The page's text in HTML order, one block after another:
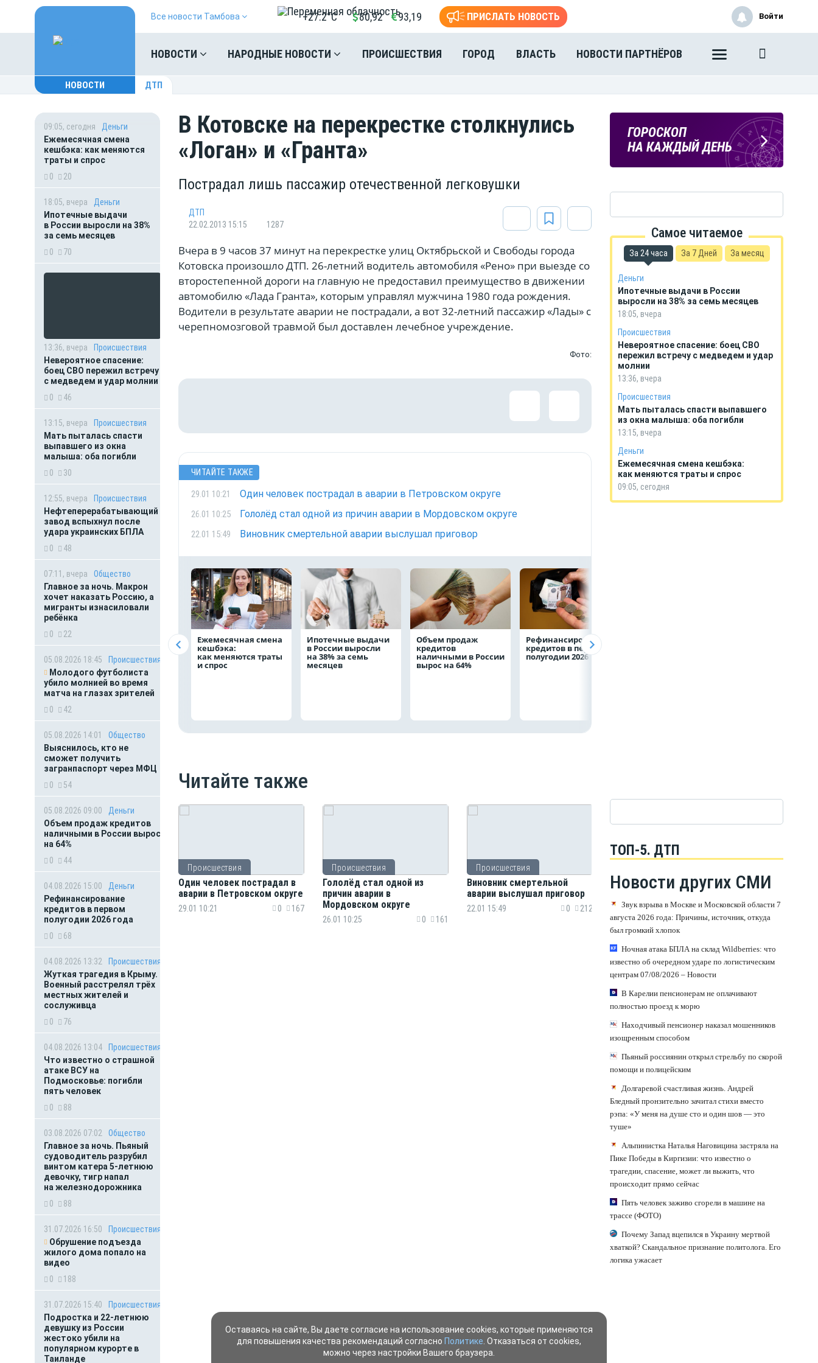
Все новости Тамбова +27.2°C 80,92 93,19 ПРИСЛАТЬ НОВОСТЬ
НОВОСТИ НАРОДНЫЕ НОВОСТИ ПРОИСШЕСТВИЯ ГОРОД ВЛАСТЬ НОВОСТИ ПАРТНЁРОВ
Войти
НОВОСТИ ДТП
09:05, сегодня
Деньги
Ежемесячная смена
кешбэка: как меняются
траты и спрос
0
20
18:05, вчера
Деньги
Ипотечные выдачи
в России выросли на 38%
за семь месяцев
0
70
13:36, вчера
Происшествия
Невероятное спасение:
боец СВО пережил встречу
с медведем и удар молнии
0
46
13:15, вчера
Происшествия
Мать пыталась спасти
выпавшего из окна
малыша: оба погибли
0
30
12:55, вчера
Происшествия
Нефтеперерабатывающий
завод вспыхнул после
удара украинских БПЛА
0
48
07:11, вчера
Общество
Главное за ночь. Макрон
хочет наказать Россию, а
мигранты изнасиловали
ребёнка
0
22
05.08.2026 18:45
Происшествия
Молодого футболиста
убило молнией во время
матча на глазах зрителей
0
42
05.08.2026 14:01
Общество
Выяснилось, кто не
сможет получить
загранпаспорт через МФЦ
0
54
05.08.2026 09:00
Деньги
Объем продаж кредитов
наличными в России вырос
на 64%
0
44
04.08.2026 15:00
Деньги
Рефинансирование
кредитов в первом
полугодии 2026 года
0
68
04.08.2026 13:32
Происшествия
Жуткая трагедия в Крыму.
Военный расстрелял трёх
местных жителей и
сослуживца
0
76
04.08.2026 13:04
Происшествия
Что известно о страшной
атаке ВСУ на
Подмосковье: погибли
пять человек
0
88
03.08.2026 07:02
Общество
Главное за ночь. Пьяный
судоводитель разрубил
винтом катера 5-летнюю
девочку, тигр напал
на железнодорожника
0
88
31.07.2026 16:50
Происшествия
Обрушение подъезда
жилого дома попало на
видео
0
188
31.07.2026 15:40
Происшествия
Подростка и 22-летнюю
девушку из России
жестоко убили на
популярном курорте в
Таиланде
В Котовске на перекрестке столкнулись
«Логан» и «Гранта»
Пострадал лишь пассажир отечественной легковушки
ДТП
22.02.2013 15:15
1287
Вчера в 9 часов 37 минут на перекрестке улиц Октябрьской и Свободы города
Котовска произошло ДТП. 26-летний водитель автомобиля «Рено» при выезде со
второстепенной дороги на главную не предоставил преимущество в движении
автомобилю «Лада Гранта», которым управлял мужчина 1980 года рождения.
Водители в результате аварии не пострадали, а вот 32-летний пассажир «Лады» с
черепномозговой травмой был доставлен лечебное учреждение.
Фото:
ЧИТАЙТЕ ТАКЖЕ
29.01 10:21 Один человек пострадал в аварии в Петровском округе
26.01 10:25 Гололёд стал одной из причин аварии в Мордовском округе
22.01 15:49 Виновник смертельной аварии выслушал приговор
Ежемесячная смена
кешбэка:
как меняются траты
и спрос
Ипотечные выдачи
в России выросли
на 38% за семь
месяцев
Объем продаж
кредитов
наличными в России
вырос на 64%
Рефинансирование
кредитов в первом
полугодии 2026 года
Читайте также
Происшествия
Один человек пострадал в
аварии в Петровском округе
29.01 10:21 0 167
Происшествия
Гололёд стал одной из
причин аварии в
Мордовском округе
26.01 10:25 0 161
Происшествия
Виновник смертельной
аварии выслушал приговор
22.01 15:49 0 212
ПОГОДА
В ТАМБОВЕ
ГОРОСКОП
НА КАЖДЫЙ ДЕНЬ
Самое читаемое
За 24 часа За 7 Дней За месяц
Деньги
Ипотечные выдачи в России
выросли на 38% за семь месяцев
18:05, вчера
Происшествия
Невероятное спасение: боец СВО
пережил встречу с медведем и удар
молнии
13:36, вчера
Происшествия
Мать пыталась спасти выпавшего
из окна малыша: оба погибли
13:15, вчера
Деньги
Ежемесячная смена кешбэка:
как меняются траты и спрос
09:05, сегодня
ТОП-5. ДТП
Новости других СМИ
Звук взрыва в Москве и Московской области 7
августа 2026 года: Причины, источник, откуда
был громкий хлопок
Ночная атака БПЛА на склад Wildberries: что
известно об очередном ударе по логистическим
центрам 07/08/2026 – Новости
В Карелии пенсионерам не оплачивают
полностью проезд к морю
Находчивый пенсионер наказал мошенников
изощренным способом
Пьяный россиянин открыл стрельбу по скорой
помощи и полицейским
Долгаревой счастливая жизнь. Андрей
Бледный пронзительно зачитал стихи вместо
рэпа: «У меня на душе сто и один шов — это
туше»
Альпинистка Наталья Наговицина застряла на
Пике Победы в Киргизии: что известно о
трагедии, спасение, может ли выжить, что
происходит прямо сейчас
Пять человек заживо сгорели в машине на
трассе (ФОТО)
Почему Запад вцепился в Украину мертвой
хваткой? Скандальное признание политолога. Его
логика ужасает
Оставаясь на сайте, Вы даете согласие на использование cookies, которые применяются
для повышения качества рекомендаций согласно Политике . Отказаться от cookies,
можно через настройки Вашего браузера.